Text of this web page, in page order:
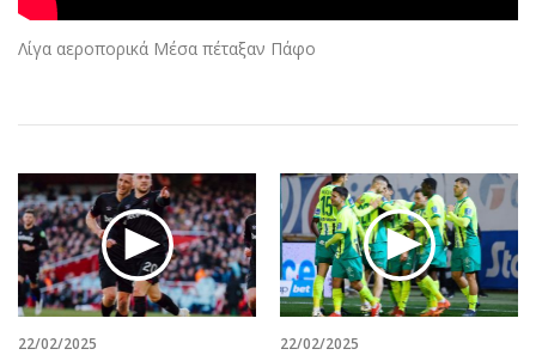
Αθλητισμός
Κύπρος
Διεθνή
Οικονομική
Οικονομία
Real Estate
Επιχειρήσεις
Αγορές
Geek
Νέα
Social
Αφιερώματα
Πολιτική
Οικονομία
Γενικά
Αναδρομές
Λίγα αεροπορικά Μέσα πέταξαν Πάφο
22/02/2025 22/02/2025